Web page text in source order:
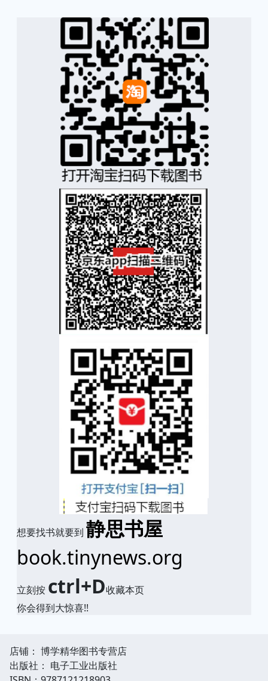
想要找书就要到 静思书屋
book.tinynews.org
立刻按 ctrl+D收藏本页
你会得到大惊喜!!
店铺： 博学精华图书专营店
出版社： 电子工业出版社